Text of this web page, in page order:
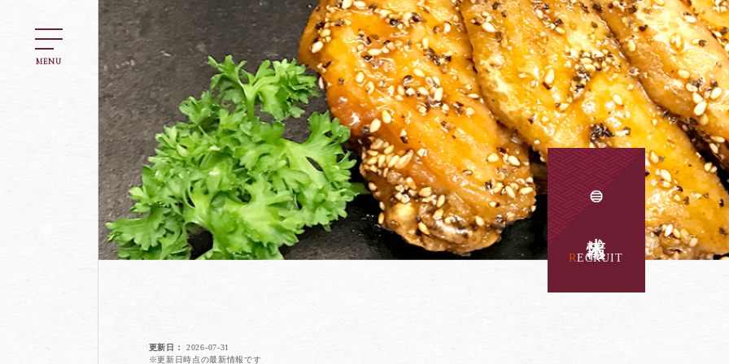
MENU
RECRUIT
更新日
2026-07-31
※更新日時点の最新情報です